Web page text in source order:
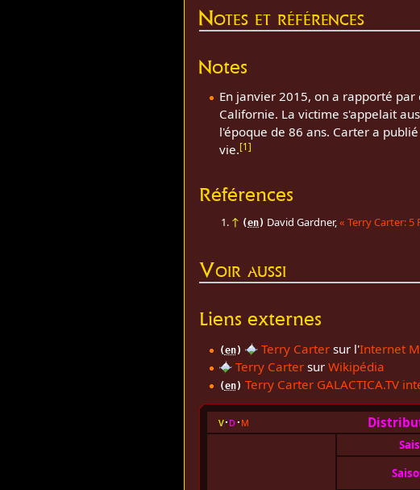
Notes et références
Notes
En janvier 2015, on a rapporté
Californie. La victime s'appelait
l'époque de 86 ans. Carter a
vie.[1 ]
Références
↑ (en) David Gardner,«Terry Carter: 5
Voir aussi
Liens externes
(en) Terry Cartersur l'Internet
Terry Cartersur Wikipédia
(en) Terry Carter GALACTICA.TV
v d m